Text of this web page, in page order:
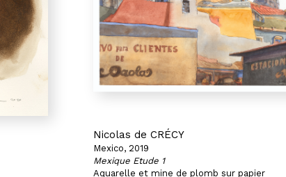
Nicolas de CRÉCY
Mexico, 2019
Mexique Etude 1
Aquarelle et mine de plomb sur papier